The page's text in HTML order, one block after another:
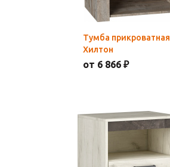
Тумба прикроватная
Хилтон
от 6 866 ₽